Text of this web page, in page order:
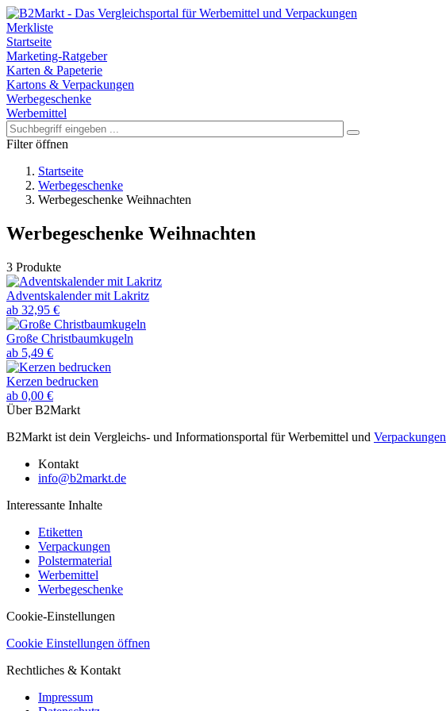
Merkliste
Startseite
Marketing-Ratgeber
Karten & Papeterie
Kartons & Verpackungen
Werbegeschenke
Werbemittel
Filter öffnen
Startseite
Werbegeschenke
Werbegeschenke Weihnachten
Werbegeschenke Weihnachten
3 Produkte
Adventskalender mit Lakritz
ab 32,95 €
Große Christbaumkugeln
ab 5,49 €
Kerzen bedrucken
ab 0,00 €
Über B2Markt
B2Markt ist dein Vergleichs- und Informationsportal für Werbemittel und Verpackungen
Kontakt
info@b2markt.de
Interessante Inhalte
Etiketten
Verpackungen
Polstermaterial
Werbemittel
Werbegeschenke
Cookie-Einstellungen
Cookie Einstellungen öffnen
Rechtliches & Kontakt
Impressum